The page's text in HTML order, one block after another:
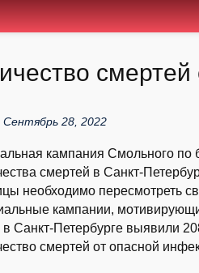
Сентябрь 28, 2022
кампания Смольного по
смертей в Санкт-
необходимо пересмотреть
кампании,
в Санкт-Петербурге выявили
смертей от опасной